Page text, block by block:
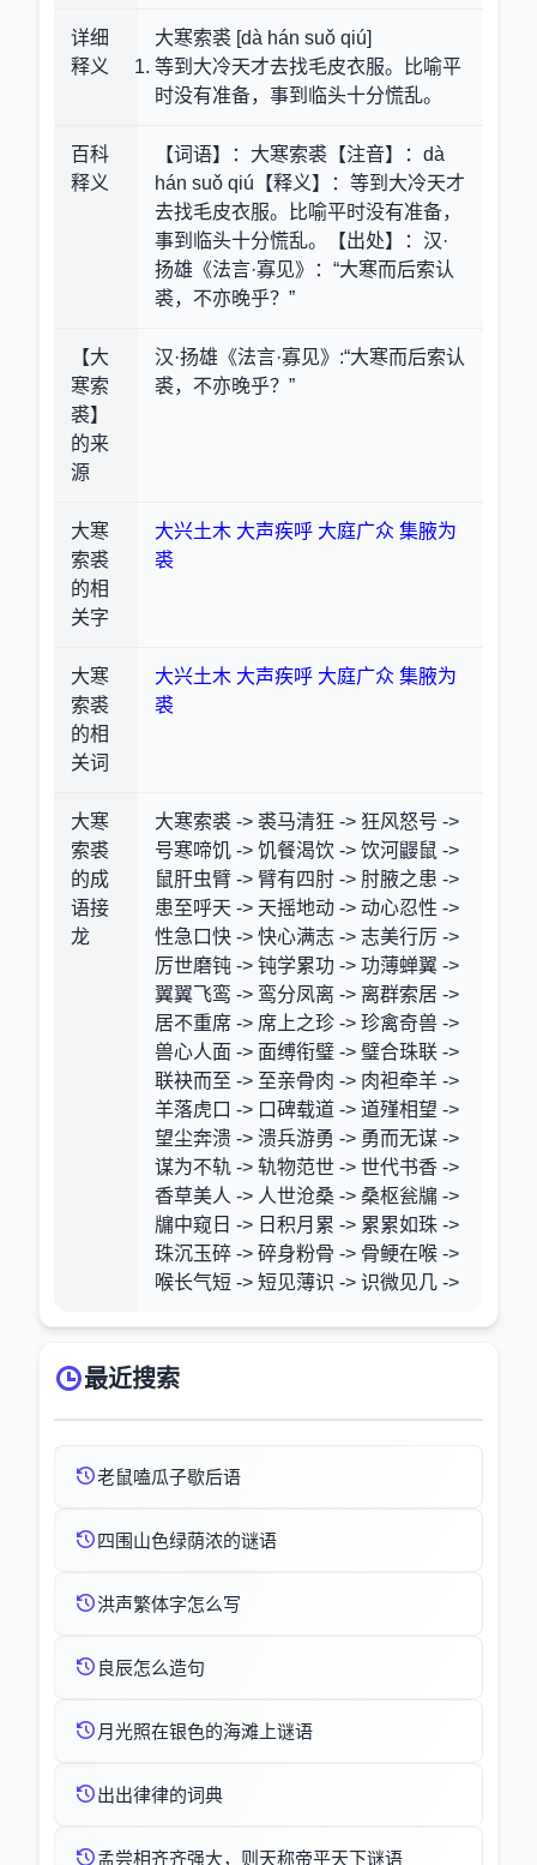
详细
释义
大寒索裘 [dà hán suǒ qiú]
等到大冷天才去找毛皮衣服。比喻平
时没有准备，事到临头十分慌乱。
百科
释义
【词语】：大寒索裘【注音】：dà
hán suǒ qiú【释义】：等到大冷天才
去找毛皮衣服。比喻平时没有准备，
事到临头十分慌乱。【出处】：汉·
扬雄《法言·寡见》：“大寒而后索认
裘，不亦晚乎？”
【大
寒索
裘】
的来
源
汉·扬雄《法言·寡见》:“大寒而后索认
裘，不亦晚乎？”
大寒
索裘
的相
关字
大兴土木 大声疾呼 大庭广众 集腋为
裘
大寒
索裘
的相
关词
大兴土木 大声疾呼 大庭广众 集腋为
裘
大寒
索裘
的成
语接
龙
大寒索裘 -> 裘马清狂 -> 狂风怒号 ->
号寒啼饥 -> 饥餐渴饮 -> 饮河鼹鼠 ->
鼠肝虫臂 -> 臂有四肘 -> 肘腋之患 ->
患至呼天 -> 天摇地动 -> 动心忍性 ->
性急口快 -> 快心满志 -> 志美行厉 ->
厉世磨钝 -> 钝学累功 -> 功薄蝉翼 ->
翼翼飞鸾 -> 鸾分凤离 -> 离群索居 ->
居不重席 -> 席上之珍 -> 珍禽奇兽 ->
兽心人面 -> 面缚衔璧 -> 璧合珠联 ->
联袂而至 -> 至亲骨肉 -> 肉袒牵羊 ->
羊落虎口 -> 口碑载道 -> 道殣相望 ->
望尘奔溃 -> 溃兵游勇 -> 勇而无谋 ->
谋为不轨 -> 轨物范世 -> 世代书香 ->
香草美人 -> 人世沧桑 -> 桑枢瓮牖 ->
牖中窥日 -> 日积月累 -> 累累如珠 ->
珠沉玉碎 -> 碎身粉骨 -> 骨鲠在喉 ->
喉长气短 -> 短见薄识 -> 识微见几 ->
最近搜索
老鼠嗑瓜子歇后语
四围山色绿荫浓的谜语
洪声繁体字怎么写
良辰怎么造句
月光照在银色的海滩上谜语
出出律律的词典
孟尝相齐齐强大，则天称帝平天下谜语